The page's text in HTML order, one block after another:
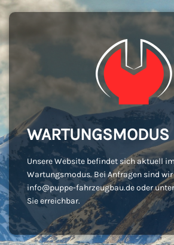
WARTUNGSMODUS
Unsere Website befindet sich aktuell im
Wartungsmodus. Bei Anfragen sind
info@puppe-fahrzeugbau.de oder
Sie erreichbar.